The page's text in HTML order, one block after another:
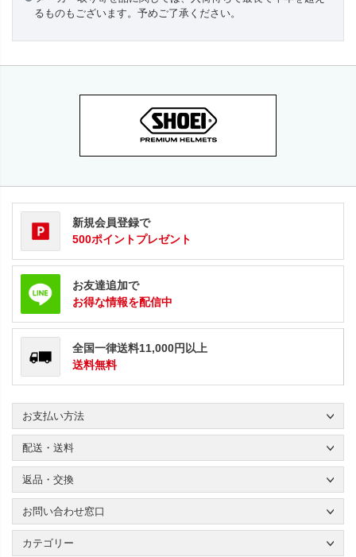
るものもございます。予めご了承ください。
新規会員登録で
500ポイントプレゼント
お友達追加で
お得な情報を配信中
全国一律送料11,000円以上
送料無料
お支払い方法
配送・送料
返品・交換
お問い合わせ窓口
カテゴリー